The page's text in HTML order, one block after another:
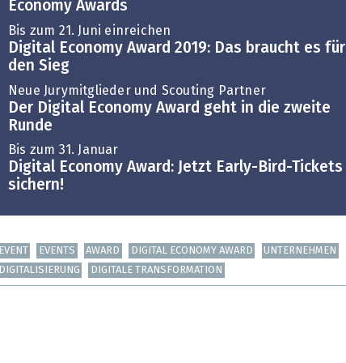
Economy Awards
Bis zum 21. Juni einreichen
Digital Economy Award 2019: Das braucht es für
den Sieg
Neue Jurymitglieder und Scouting Partner
Der Digital Economy Award geht in die zweite
Runde
Bis zum 31. Januar
Digital Economy Award: Jetzt Early-Bird-Tickets
sichern!
EVENT EVENTS AWARD DIGITAL ECONOMY AWARD
UNTERNEHMEN
DIGITALISIERUNG
DIGITALE TRANSFORMATION